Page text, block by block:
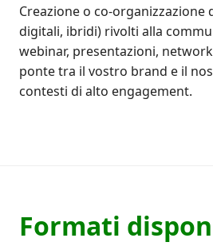
Creazione o co-organizzazione
digitali, ibridi) rivolti alla
webinar, presentazioni,
ponte tra il vostro brand e il
contesti di alto engagement.
Formati